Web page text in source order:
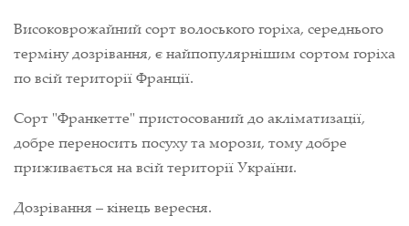
Високоврожайний сорт волоського горіха, середнього
терміну дозрівання, є найпопулярнішим сортом горіха
по всій території Франції.
Сорт "Франкетте" пристосований до акліматизації,
добре переносить посуху та морози, тому добре
приживається на всій території України.
Дозрівання – кінець вересня.